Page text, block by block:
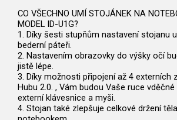
CO VŠECHNO UMÍ STOJÁNEK NA
MODEL ID-U1G?
1. Díky šesti stupňům nastavení stojanu
bederní páteři.
2. Nastavením obrazovky do výšky očí
jistě lépe.
3. Díky možnosti připojení až 4 externích
Hubu 2.0. , Vám budou Vaše ruce
externí klávesnice a myši.
4. Stojan také zlepšuje celkové držení